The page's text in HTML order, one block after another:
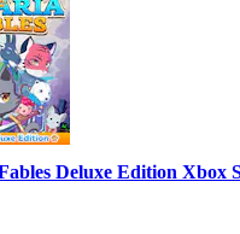
Deluxe Edition Xbox